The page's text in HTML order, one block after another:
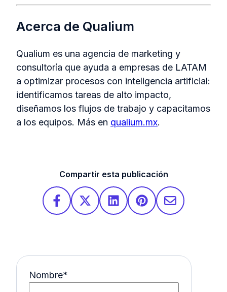
Acerca de Qualium
Qualium es una agencia de marketing y
consultoría que ayuda a empresas de LATAM
a optimizar procesos con inteligencia artificial:
identificamos tareas de alto impacto,
diseñamos los flujos de trabajo y capacitamos
a los equipos. Más en qualium.mx.
Compartir esta publicación
Nombre*